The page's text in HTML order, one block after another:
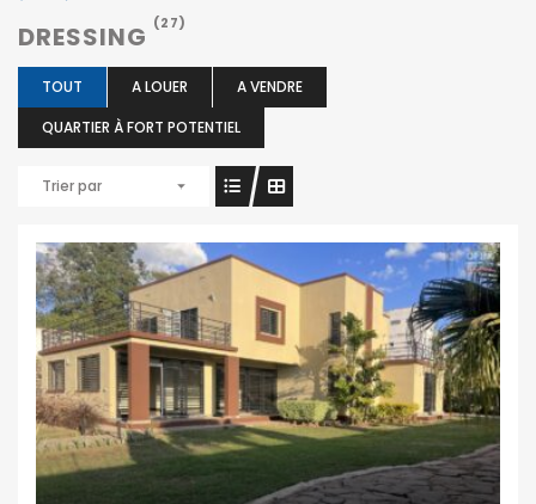
DRESSING (27)
TOUT A LOUER
A VENDRE
QUARTIER À FORT POTENTIEL
Trier par